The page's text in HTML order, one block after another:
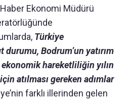
Ekonomi Müdürü
Türkiye
Bodrum’un yatırım
hareketliliğin yılın
atılması gereken adımlar
farklı illerinden gelen